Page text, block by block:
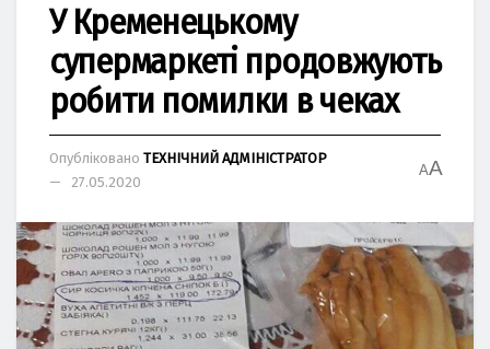
У Кременецькому
супермаркеті продовжують
робити помилки в чеках
Опубліковано ТЕХНІЧНИЙ АДМІНІСТРАТОР
27.05.2020
AA